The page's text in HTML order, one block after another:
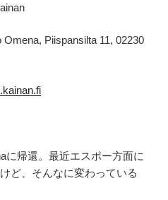
Piispansilta 11, 02230
に帰還。最近エスポー方面に
ど、そんなに変わっている